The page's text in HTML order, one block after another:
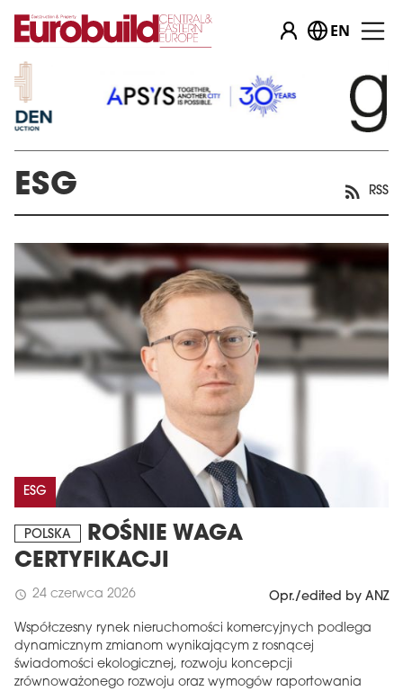
EN
ESG RSS
ESG
POLSKA
ROŚNIE WAGA
CERTYFIKACJI
schedule 24 czerwca 2026 Opr./edited by ANZ
Współczesny rynek nieruchomości komercyjnych podlega
dynamicznym zmianom wynikającym z rosnącej
świadomości ekologicznej, rozwoju koncepcji
zrównoważonego rozwoju oraz wymogów raportowania